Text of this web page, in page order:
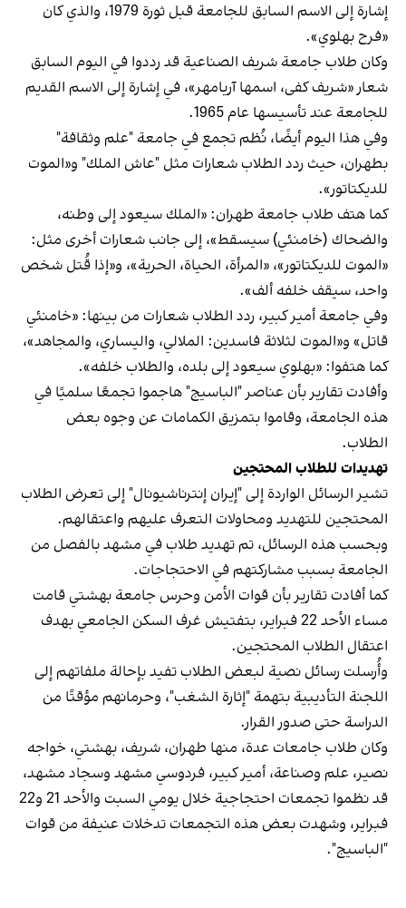
إشارة إلى الاسم السابق للجامعة قبل ثورة 1979، والذي كان
«فرح بهلوي».
وكان طلاب جامعة شريف الصناعية قد رددوا في اليوم السابق
شعار «شريف كفى، اسمها آريامهر»، في إشارة إلى الاسم القديم
للجامعة عند تأسيسها عام 1965.
وفي هذا اليوم أيضًا، نُظم تجمع في جامعة "علم وثقافة"
بطهران، حيث ردد الطلاب شعارات مثل "عاش الملك" و«الموت
للديكتاتور».
كما هتف طلاب جامعة طهران: «الملك سيعود إلى وطنه،
والضحاك (خامنئي) سيسقط»، إلى جانب شعارات أخرى مثل:
«الموت للديكتاتور»، «المرأة، الحياة، الحرية»، و«إذا قُتل شخص
واحد، سيقف خلفه ألف».
وفي جامعة أمير كبير، ردد الطلاب شعارات من بينها: «خامنئي
قاتل» و«الموت لثلاثة فاسدين: الملالي، واليساري، والمجاهد»،
كما هتفوا: «بهلوي سيعود إلى بلده، والطلاب خلفه».
وأفادت تقارير بأن عناصر "الباسيج" هاجموا تجمعًا سلميًا في
هذه الجامعة، وقاموا بتمزيق الكمامات عن وجوه بعض
الطلاب.
تهديدات للطلاب المحتجين
تشير الرسائل الواردة إلى "إيران إنترناشيونال" إلى تعرض الطلاب
المحتجين للتهديد ومحاولات التعرف عليهم واعتقالهم.
وبحسب هذه الرسائل، تم تهديد طلاب في مشهد بالفصل من
الجامعة بسبب مشاركتهم في الاحتجاجات.
كما أفادت تقارير بأن قوات الأمن وحرس جامعة بهشتي قامت
مساء الأحد 22 فبراير، بتفتيش غرف السكن الجامعي بهدف
اعتقال الطلاب المحتجين.
وأُرسلت رسائل نصية لبعض الطلاب تفيد بإحالة ملفاتهم إلى
اللجنة التأديبية بتهمة "إثارة الشغب"، وحرمانهم مؤقتًا من
الدراسة حتى صدور القرار.
وكان طلاب جامعات عدة، منها طهران، شريف، بهشتي، خواجه
نصير، علم وصناعة، أمير كبير، فردوسي مشهد وسجاد مشهد،
قد نظموا تجمعات احتجاجية خلال يومي السبت والأحد 21 و22
فبراير، وشهدت بعض هذه التجمعات تدخلات عنيفة من قوات
"الباسيج".